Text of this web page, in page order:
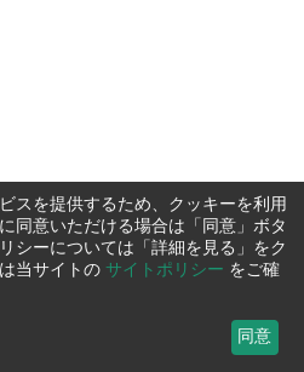
スを提供するため、クッキーを利用
同意いただける場合は「同意」ボタ
シーについては「詳細を見る」をク
当サイトの サイトポリシー をご確
同意